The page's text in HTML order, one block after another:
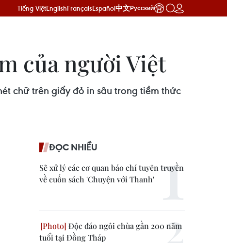
Tiếng ViệtEnglishFrançaisEspañol中文Русский
của người Việt
chữ trên giấy đỏ in sâu trong tiềm thức
ĐỌC NHIỀU
Sẽ xử lý các cơ quan báo chí tuyên truyền
về cuốn sách 'Chuyện với Thanh'
Độc đáo ngôi chùa gần 200 năm
tuổi tại Đồng Tháp